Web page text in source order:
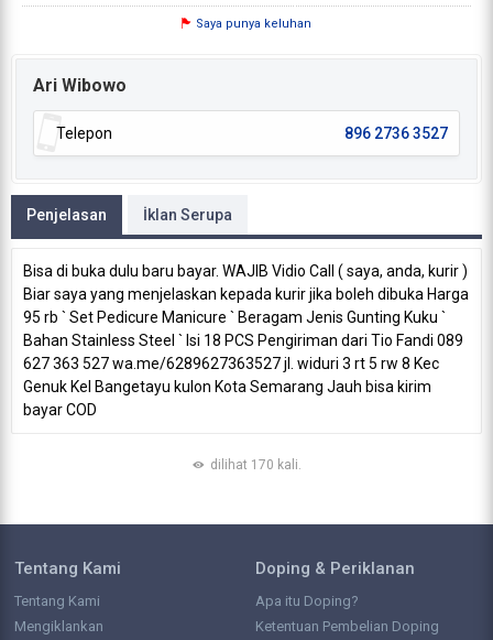
Saya punya keluhan
Ari Wibowo
Telepon 896 2736 3527
Penjelasan İklan Serupa
Bisa di buka dulu baru bayar. WAJIB Vidio Call ( saya, anda, kurir )
Biar saya yang menjelaskan kepada kurir jika boleh dibuka Harga
95 rb ` Set Pedicure Manicure ` Beragam Jenis Gunting Kuku `
Bahan Stainless Steel ` Isi 18 PCS Pengiriman dari Tio Fandi 089
627 363 527 wa.me/6289627363527 jl. widuri 3 rt 5 rw 8 Kec
Genuk Kel Bangetayu kulon Kota Semarang Jauh bisa kirim
bayar COD
dilihat 170 kali.
Tentang Kami
Tentang Kami
Mengiklankan
Doping & Periklanan
Apa itu Doping?
Ketentuan Pembelian Doping